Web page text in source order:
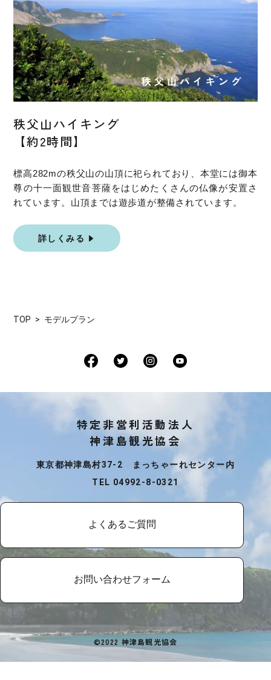
秩父山ハイキング
【約2時間】
標高282mの秩父山の山頂に祀られており、本堂には御本
尊の十一面観世音菩薩をはじめたくさんの仏像が安置さ
れています。山頂までは遊歩道が整備されています。
詳しくみる
TOP モデルプラン
特定非営利活動法人
神津島観光協会
東京都神津島村37-2 まっちゃーれセンター内
TEL 04992-8-0321
よくあるご質問
お問い合わせフォーム
©2022 神津島観光協会